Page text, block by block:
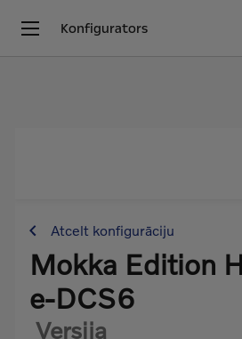
Konfigurators